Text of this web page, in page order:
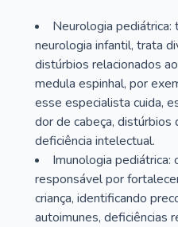
Neurologia pediátrica:
neurologia infantil, trata
distúrbios relacionados
medula espinhal, por
esse especialista cuida,
dor de cabeça, distúrbios
deficiência intelectual.
Imunologia pediátrica:
responsável por
criança, identificando
autoimunes, deficiências